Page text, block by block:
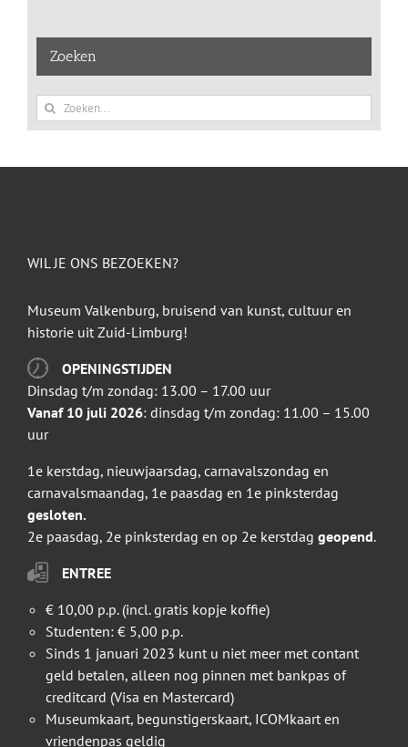
Zoeken
Zoeken
naar:
WIL JE ONS BEZOEKEN?
Museum Valkenburg, bruisend van kunst, cultuur en
historie uit Zuid-Limburg!
OPENINGSTIJDEN
Dinsdag t/m zondag: 13.00 – 17.00 uur
Vanaf 10 juli 2026: dinsdag t/m zondag: 11.00 – 15.00
uur
1e kerstdag, nieuwjaarsdag, carnavalszondag en
carnavalsmaandag, 1e paasdag en 1e pinksterdag
gesloten.
2e paasdag, 2e pinksterdag en op 2e kerstdag geopend.
ENTREE
€ 10,00 p.p. (incl. gratis kopje koffie)
Studenten: € 5,00 p.p.
Sinds 1 januari 2023 kunt u niet meer met contant
geld betalen, alleen nog pinnen met bankpas of
creditcard (Visa en Mastercard)
Museumkaart, begunstigerskaart, ICOMkaart en
vriendenpas geldig